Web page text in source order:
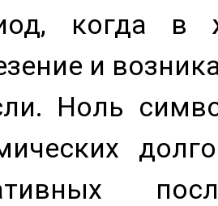
когда в
и
Ноль